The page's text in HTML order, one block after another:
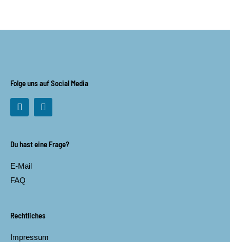
Folge uns auf Social Media
F
a
o
k
I
n
g
Du hast eine Frage?
E-Mail
FAQ
Rechtliches
Impressum